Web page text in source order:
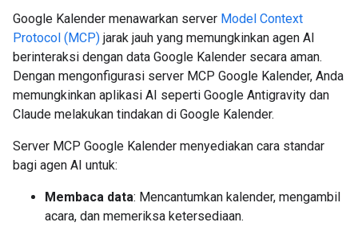
Google Kalender menawarkan server Model Context
Protocol (MCP) jarak jauh yang memungkinkan agen AI
berinteraksi dengan data Google Kalender secara aman.
Dengan mengonfigurasi server MCP Google Kalender, Anda
memungkinkan aplikasi AI seperti Google Antigravity dan
Claude melakukan tindakan di Google Kalender.
Server MCP Google Kalender menyediakan cara standar
bagi agen AI untuk:
Membaca data: Mencantumkan kalender, mengambil
acara, dan memeriksa ketersediaan.